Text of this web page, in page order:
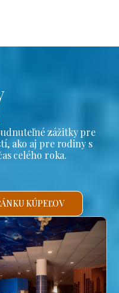
zážitky pre
ako aj pre rodiny s
celého roka.
KÚPEĽOV